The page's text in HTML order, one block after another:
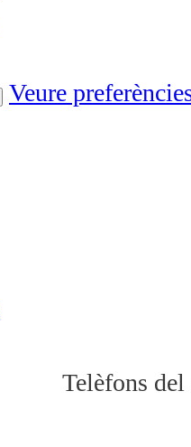
Veure
Telèfons del